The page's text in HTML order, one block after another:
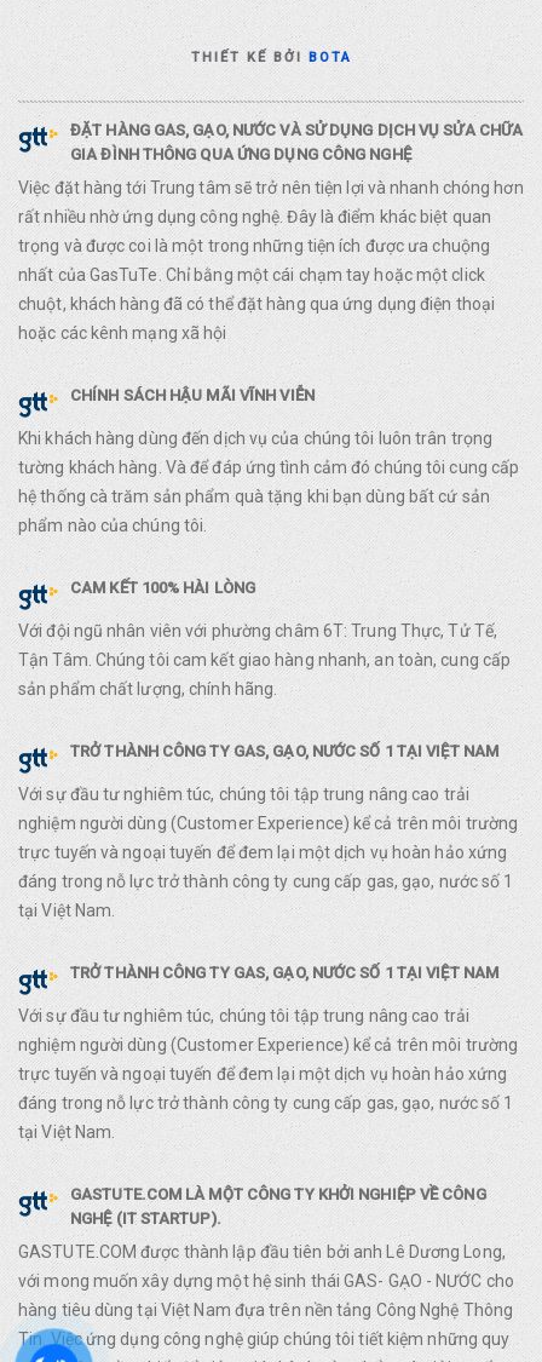
THIẾT KẾ BỞIBOTA
ĐẶT HÀNG GAS, GẠO, NƯỚC VÀ SỬ DỤNG DỊCH VỤ SỬA CHỮA
GIA ĐÌNH THÔNG QUA ỨNG DỤNG CÔNG NGHỆ
Việc đặt hàng tới Trung tâm sẽ trở nên tiện lợi và nhanh chóng hơn
rất nhiều nhờ ứng dụng công nghệ. Đây là điểm khác biệt quan
trọng và được coi là một trong những tiện ích được ưa chuộng
nhất của GasTuTe. Chỉ bằng một cái chạm tay hoặc một click
chuột, khách hàng đã có thể đặt hàng qua ứng dụng điện thoại
hoặc các kênh mạng xã hội
CHÍNH SÁCH HẬU MÃI VĨNH VIỄN
Khi khách hàng dùng đến dịch vụ của chúng tôi luôn trân trọng
tường khách hàng. Và để đáp ứng tình cảm đó chúng tôi cung cấp
hệ thống cà trăm sản phẩm quà tặng khi bạn dùng bất cứ sản
phẩm nào của chúng tôi.
CAM KẾT 100% HÀI LÒNG
Với đội ngũ nhân viên với phường châm 6T: Trung Thực, Tử Tế,
Tận Tâm. Chúng tôi cam kết giao hàng nhanh, an toàn, cung cấp
sản phẩm chất lượng, chính hãng.
TRỞ THÀNH CÔNG TY GAS, GẠO, NƯỚC SỐ 1 TẠI VIỆT NAM
Với sự đầu tư nghiêm túc, chúng tôi tập trung nâng cao trải
nghiệm người dùng (Customer Experience) kể cả trên môi trường
trực tuyến và ngoại tuyến để đem lại một dịch vụ hoàn hảo xứng
đáng trong nỗ lực trở thành công ty cung cấp gas, gạo, nước số 1
tại Việt Nam.
TRỞ THÀNH CÔNG TY GAS, GẠO, NƯỚC SỐ 1 TẠI VIỆT NAM
Với sự đầu tư nghiêm túc, chúng tôi tập trung nâng cao trải
nghiệm người dùng (Customer Experience) kể cả trên môi trường
trực tuyến và ngoại tuyến để đem lại một dịch vụ hoàn hảo xứng
đáng trong nỗ lực trở thành công ty cung cấp gas, gạo, nước số 1
tại Việt Nam.
GASTUTE.COM LÀ MỘT CÔNG TY KHỞI NGHIỆP VỀ CÔNG
NGHỆ (IT STARTUP).
GASTUTE.COM được thành lập đầu tiên bởi anh Lê Dương Long,
với mong muốn xây dựng một hệ sinh thái GAS- GẠO - NƯỚC cho
hàng tiêu dùng tại Việt Nam đựa trên nền tảng Công Nghệ Thông
Tin. Việc ứng dụng công nghệ giúp chúng tôi tiết kiệm những quy